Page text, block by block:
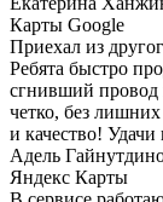
Карты Google
Приехал из
Ребята быстро
сгнивший провод
четко, без
и качество!
Адель
Яндекс Карты